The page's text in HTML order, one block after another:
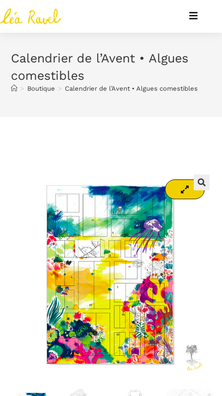
Calendrier de l’Avent • Algues
comestibles
> Boutique > Calendrier de l’Avent • Algues comestibles
🔍
🔍